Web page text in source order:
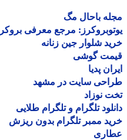
باحال مگ
مرجع معرفی بروکرها
شلوار جین زنانه
گوشی
پدیا
سایت در مشهد
نوزاد
تلگرام و تلگرام طلایی
ممبر تلگرام بدون ریزش